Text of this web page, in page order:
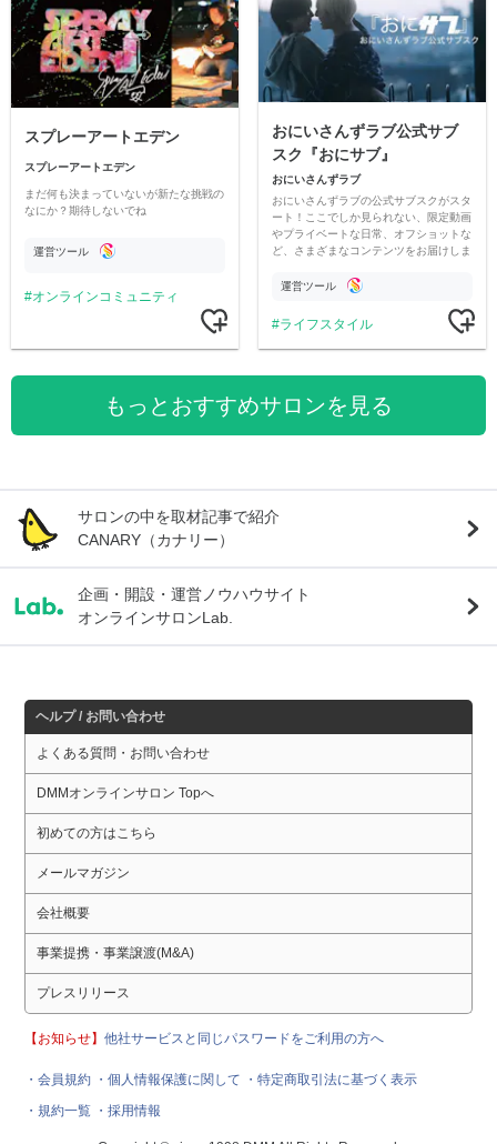
スプレーアートエデン
スプレーアートエデン
まだ何も決まっていないが新たな挑戦の
なにか？期待しないでね
運営ツール
オンラインコミュニティ
おにいさんずラブ公式サブ
スク『おにサブ』
おにいさんずラブ
おにいさんずラブの公式サブスクがスタ
ート！ここでしか見られない、限定動画
やプライベートな日常、オフショットな
ど、さまざまなコンテンツをお届けしま
運営ツール
ライフスタイル
もっとおすすめサロンを見る
サロンの中を取材記事で紹介
CANARY（カナリー）
企画・開設・運営ノウハウサイト
オンラインサロンLab.
ヘルプ / お問い合わせ
よくある質問・お問い合わせ
DMMオンラインサロン Topへ
初めての方はこちら
メールマガジン
会社概要
事業提携・事業譲渡(M&A)
プレスリリース
【お知らせ】他社サービスと同じパスワードをご利用の方へ
・会員規約 ・個人情報保護に関して
・特定商取引法に基づく表示
・規約一覧 ・採用情報